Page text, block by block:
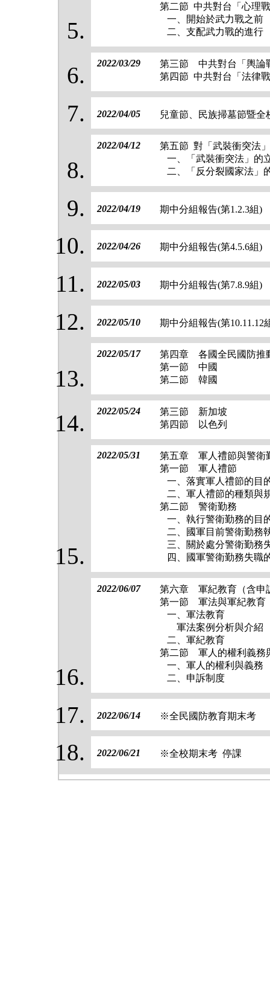
第二節 中共對台「心理
一、開始於武力戰之前
二、支配武力戰的進行
2022/03/29
第三節 中共對台「輿論
第四節 中共對台「法律
2022/04/05 兒童節、民族掃墓節暨全
2022/04/12
第五節 對「武裝衝突法
一、「武裝衝突法」的
二、「反分裂國家法」
2022/04/19 期中分組報告(第1.2.3組)
2022/04/26 期中分組報告(第4.5.6組)
2022/05/03 期中分組報告(第7.8.9組)
2022/05/10 期中分組報告(第10.11.12
2022/05/17
第四章 各國全民國防推
第一節 中國
第二節 韓國
2022/05/24
第三節 新加坡
第四節 以色列
2022/05/31
第五章 軍人禮節與警衛
第一節 軍人禮節
一、落實軍人禮節的目
二、軍人禮節的種類與
第二節 警衛勤務
一、執行警衛勤務的目
二、國軍目前警衛勤務
三、關於處分警衛勤務
四、國軍警衛勤務失職
2022/06/07
第六章 軍紀教育（含申
第一節 軍法與軍紀教育
一、軍法教育
軍法案例分析與介紹
二、軍紀教育
第二節 軍人的權利義務
一、軍人的權利與義務
二、申訴制度
2022/06/14 ※全民國防教育期末考
2022/06/21 ※全校期末考 停課